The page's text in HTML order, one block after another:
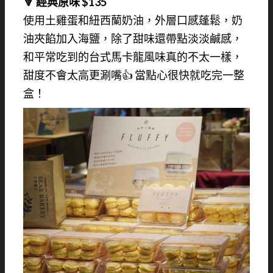
使用土雞蛋和紐西蘭奶油，外層口感蓬鬆，奶
油夾餡加入海鹽，除了甜味還帶點淡淡鹹感，
和平常吃到的台式馬卡龍風味真的不太一樣，
甜度不會太高更涮嘴👍 當點心很快就吃完一整
盒！